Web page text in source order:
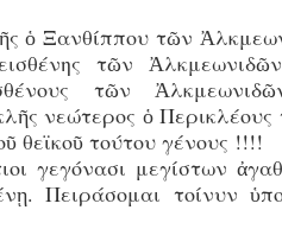
ὁ Ξανθίππου τῶν
τῶν
τῶν
νεώτερος ὁ
θεϊκοῦ τούτου γένους !!!!
γεγόνασι μεγίστων
Πειράσομαι τοίνυν